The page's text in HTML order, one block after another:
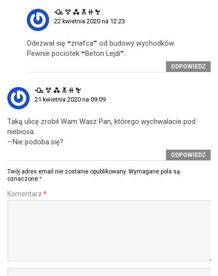
ꘐ ꖜ ꗈ ꕧ ꔠ ꖟ
22 kwietnia 2020 na 12:23
Odezwał się ❝znafca❞ od budowy wychodków.
Pewnie pociotek ❝Beton Lejdi❞.
ODPOWIEDZ
ꘐ ꖜ ꗈ ꕧ ꔠ ꖟ
21 kwietnia 2020 na 09:09
Taką ulicę zrobił Wam Wasz Pan, którego wychwalacie pod
niebiosa.
—Nie podoba się?
ODPOWIEDZ
Twój adres email nie zostanie opublikowany. Wymagane pola są
oznaczone *
Komentarz *